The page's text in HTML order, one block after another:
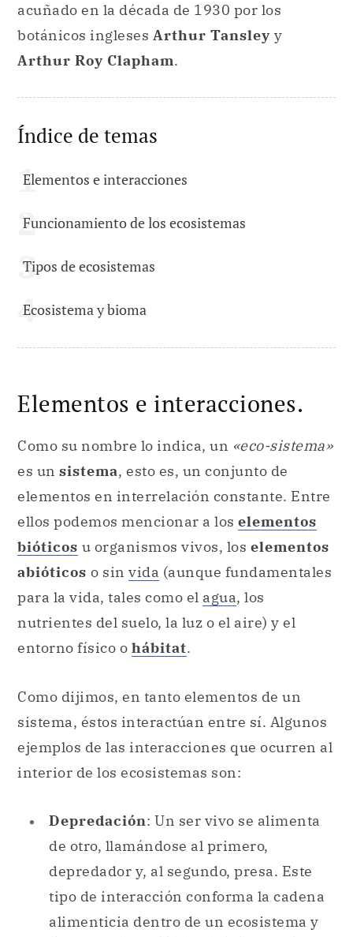
acuñado en la década de 1930 por los
botánicos ingleses Arthur Tansley y
Arthur Roy Clapham.
Índice de temas
Elementos e interacciones
Funcionamiento de los ecosistemas
Tipos de ecosistemas
Ecosistema y bioma
Elementos e interacciones.
Como su nombre lo indica, un «eco-sistema»
es un sistema, esto es, un conjunto de
elementos en interrelación constante. Entre
ellos podemos mencionar a los elementos
bióticos u organismos vivos, los elementos
abióticos o sin vida (aunque fundamentales
para la vida, tales como el agua, los
nutrientes del suelo, la luz o el aire) y el
entorno físico o hábitat.
Como dijimos, en tanto elementos de un
sistema, éstos interactúan entre sí. Algunos
ejemplos de las interacciones que ocurren al
interior de los ecosistemas son:
Depredación: Un ser vivo se alimenta
de otro, llamándose al primero,
depredador y, al segundo, presa. Este
tipo de interacción conforma la cadena
alimenticia dentro de un ecosistema y